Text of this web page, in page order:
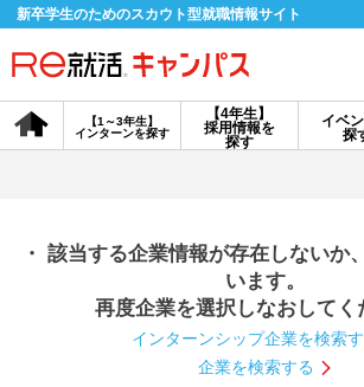
新卒学生のためのスカウト型就職情報サイト
【4年生】
採用情報を
探す
【1～3年生】
インターンを探す
イベ
探
会員登録 ロ
探す
【4年生】
説明会を探す
・ 該当する企業情報が存在しないか
います。
再度企業を選択しなおしてく
インターンシップ企業を検索
企業を検索する